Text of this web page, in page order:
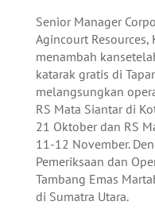
Senior Manager
Agincourt
menambah
katarak gratis di
melangsungkan
RS Mata Siantar di
21 Oktober dan RS
11-12 November.
Pemeriksaan dan
Tambang Emas
di Sumatra Utara.